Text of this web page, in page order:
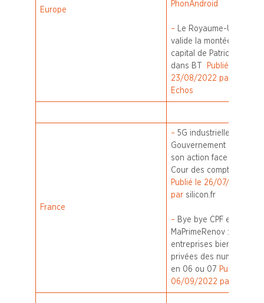
Europe
PhonAndroid
– Le Royaume-Uni
valide la montée au
capital de Patrick Drahi
dans BT
Publié le
23/08/2022 par Les
Echos
France
– 5G industrielle : le
Gouvernement défend
son action face à la
Cour des comptes
Publié le 26/07/2022
par silicon.fr
– Bye bye CPF et
MaPrimeRenov : les
entreprises bientôt
privées des numéros
en 06 ou 07 Publié le
06/09/2022 par ZDNet